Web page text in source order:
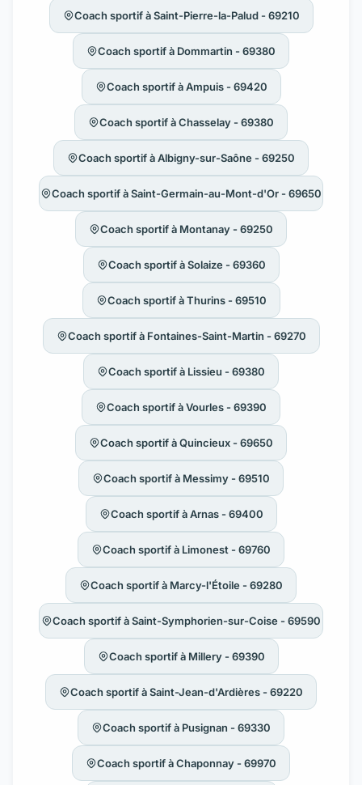
Coach sportif à Saint-Pierre-la-Palud - 69210
Coach sportif à Dommartin - 69380
Coach sportif à Ampuis - 69420
Coach sportif à Chasselay - 69380
Coach sportif à Albigny-sur-Saône - 69250
Coach sportif à Saint-Germain-au-Mont-d'Or - 69650
Coach sportif à Montanay - 69250
Coach sportif à Solaize - 69360
Coach sportif à Thurins - 69510
Coach sportif à Fontaines-Saint-Martin - 69270
Coach sportif à Lissieu - 69380
Coach sportif à Vourles - 69390
Coach sportif à Quincieux - 69650
Coach sportif à Messimy - 69510
Coach sportif à Arnas - 69400
Coach sportif à Limonest - 69760
Coach sportif à Marcy-l'Étoile - 69280
Coach sportif à Saint-Symphorien-sur-Coise - 69590
Coach sportif à Millery - 69390
Coach sportif à Saint-Jean-d'Ardières - 69220
Coach sportif à Pusignan - 69330
Coach sportif à Chaponnay - 69970